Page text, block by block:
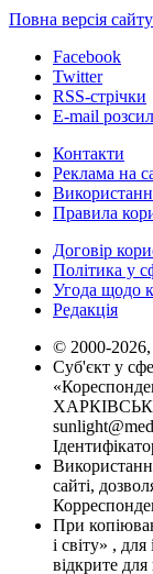
Повна версія сайту
Facebook
Twitter
RSS-стрічки
E-mail
Контакти
Реклама на
Правила
Договір
Політика у
Угода щодо
Редакція
© 2000-2026,
Суб'єкт у
сайті,
При
і світу» ,
відкрите